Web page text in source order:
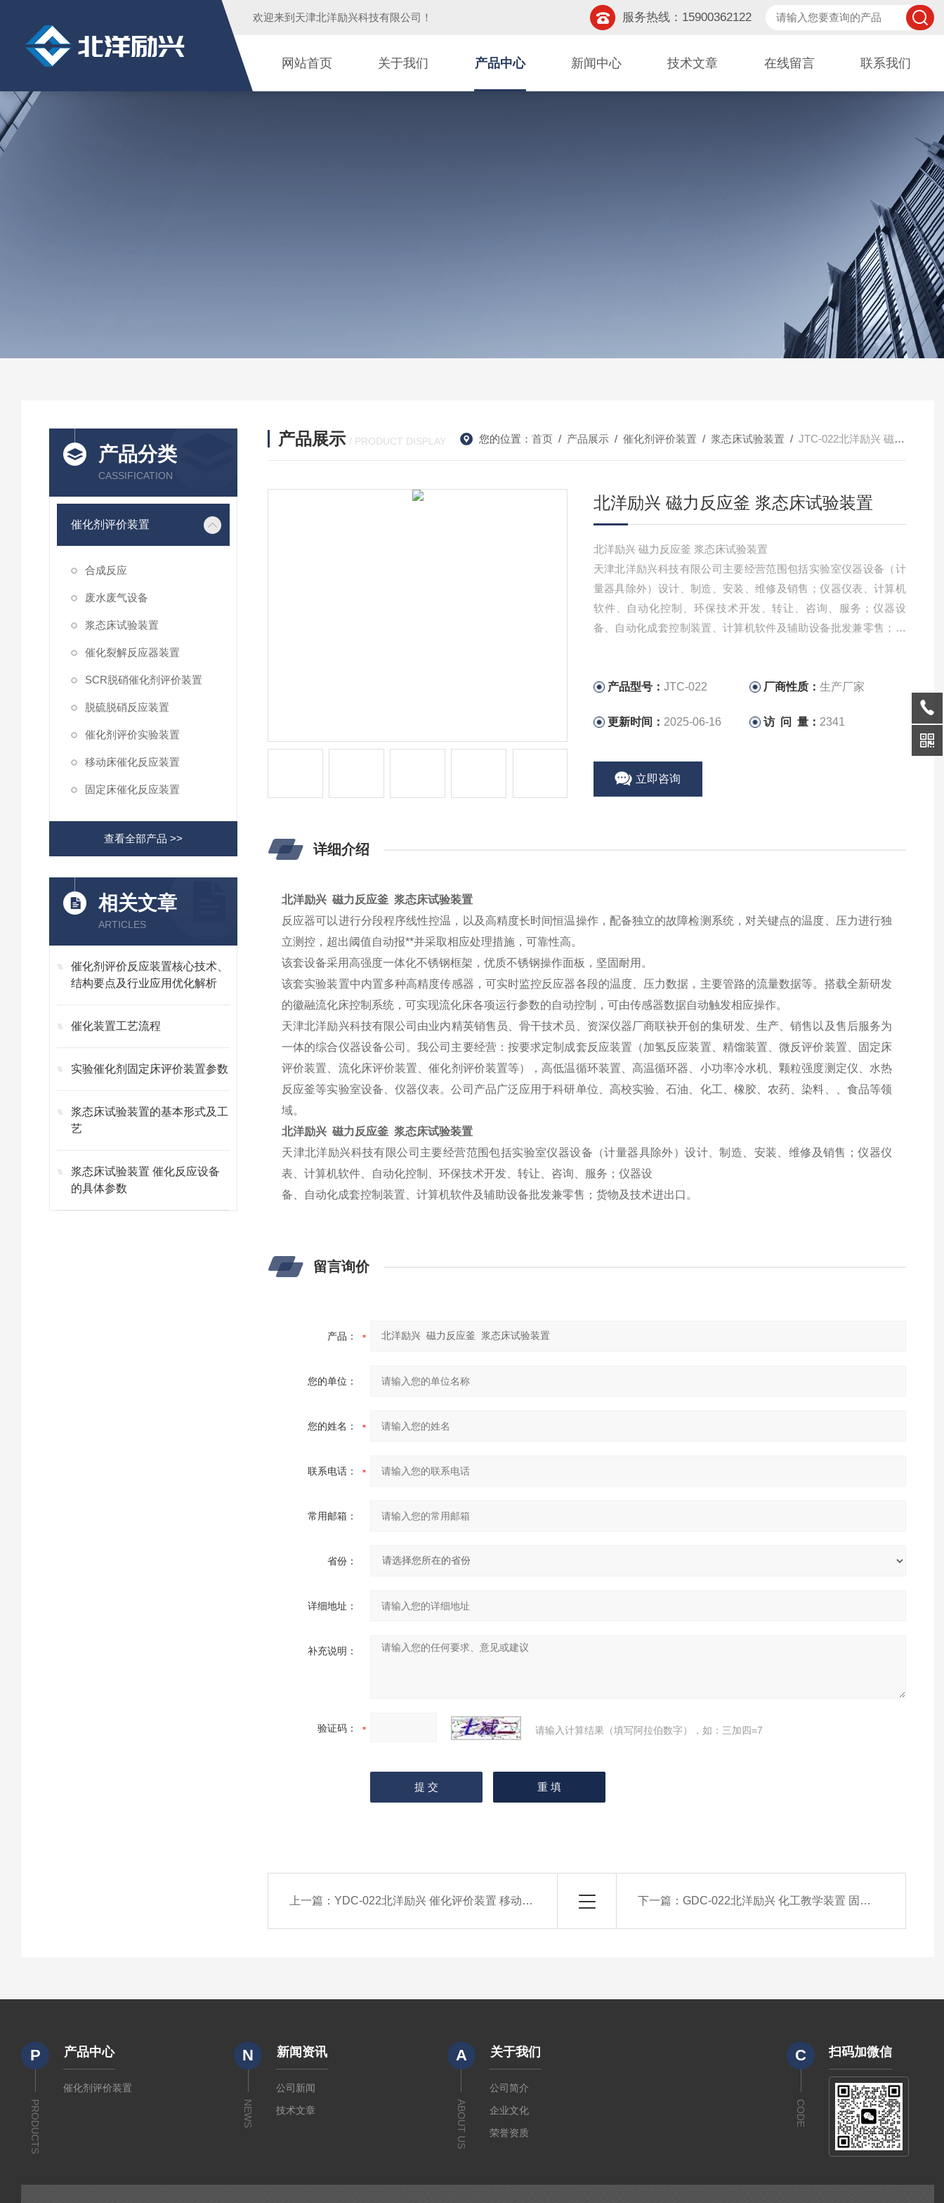
欢迎来到 天津北洋励兴科技有限公司 ！ 服务热线：15900362122
网站首页 关于我们 产品中心 新闻中心 技术文章 在线留言 联系我们
产品分类
CASSIFICATION
催化剂评价装置
合成反应
废水废气设备
浆态床试验装置
催化裂解反应器装置
SCR脱硝催化剂评价装置
脱硫脱硝反应装置
催化剂评价实验装置
移动床催化反应装置
固定床催化反应装置
查看全部产品 >>
相关文章
ARTICLES
催化剂评价反应装置核心技术、
结构要点及行业应用优化解析
催化装置工艺流程
实验催化剂固定床评价装置参数
浆态床试验装置的基本形式及工
艺
浆态床试验装置 催化反应设备
的具体参数
产品展示 / PRODUCT DISPLAY 您的位置： 首页/ 产品展示/ 催化剂评价装置 / 浆态床试验装置 / JTC-022北洋励兴 磁力反应釜 浆态床试验装置
北洋励兴 磁力反应釜 浆态床试验装置
北洋励兴 磁力反应釜 浆态床试验装置
天津北洋励兴科技有限公司主要经营范围包括实验室仪器设备（计
量器具除外）设计、制造、安装、维修及销售；仪器仪表、计算机
软件、自动化控制、环保技术开发、转让、咨询、服务；仪器设
备、自动化成套控制装置、计算机软件及辅助设备批发兼零售；货
产品型号： JTC-022 厂商性质：生产厂家
更新时间： 2025-06-16 访 问 量： 2341
立即咨询
详细介绍
北洋励兴 磁力反应釜 浆态床试验装置
反应器可以进行分段程序线性控温，以及高精度长时间恒温操作，配备独立的故障检测系统，对关键点的温度、压力进行独
立测控，超出阈值自动报**并采取相应处理措施，可靠性高。
该套设备采用高强度一体化不锈钢框架，优质不锈钢操作面板，坚固耐用。
该套实验装置中内置多种高精度传感器，可实时监控反应器各段的温度、压力数据，主要管路的流量数据等。搭载全新研发
的徽融流化床控制系统，可实现流化床各项运行参数的自动控制，可由传感器数据自动触发相应操作。
天津北洋励兴科技有限公司由业内精英销售员、骨干技术员、资深仪器厂商联袂开创的集研发、生产、销售以及售后服务为
一体的综合仪器设备公司。我公司主要经营：按要求定制 成套反应装置 （加氢反应装置 、精馏装置 、微反评价装置 、固定床
评价装置 、流化床评价装置 、催化剂评价装置等），高低温循环装置 、高温循环器、小功率冷水机、颗粒强度测定仪、水热
反应釜等实验室设备、仪器仪表。公司产品广泛应用于科研单位、高校实验、石油、化工、橡胶、农药、染料、、食品等领
域。
北洋励兴 磁力反应釜 浆态床试验装置
天津北洋励兴科技有限公司主要经营范围包括实验室仪器设备（计量器具除外）设计、制造、安装、维修及销售；仪器仪
表、计算机软件、自动化控制、环保技术开发、转让、咨询、服务；仪器设
备、自动化成套控制装置、计算机软件及辅助设备批发兼零售；货物及技术进出口。
留言询价
产品：
您的单位：
您的姓名：
联系电话：
常用邮箱：
省份：
详细地址：
补充说明：
验证码： 请输入计算结果（填写阿拉伯数字），如：三加四=7
上一篇：YDC-022北洋励兴 催化评价装置 移动床反应 下一篇： GDC-022北洋励兴 化工教学装置 固定床反应装置
P
PRODUCTS
产品中心
催化剂评价装置
N
NEWS
新闻资讯
公司新闻
技术文章
A
ABOUT US
关于我们
公司简介
企业文化
荣誉资质
C
CODE
扫码加微信